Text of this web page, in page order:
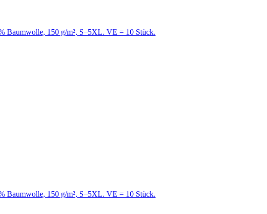
Baumwolle, 150 g/m², S–5XL. VE = 10 Stück.
Baumwolle, 150 g/m², S–5XL. VE = 10 Stück.